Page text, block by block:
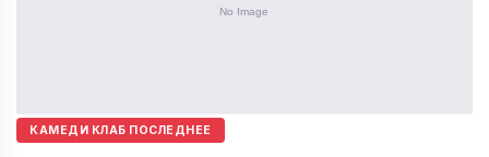
КАМЕДИ КЛАБ ПОСЛЕДНЕЕ